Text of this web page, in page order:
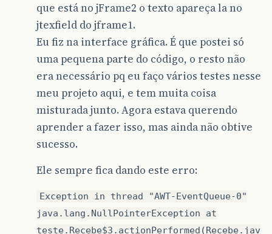
que está no jFrame2 o texto apareça la no
jtexfield do jframe1.
Eu fiz na interface gráfica. É que postei só
uma pequena parte do código, o resto não
era necessário pq eu faço vários testes nesse
meu projeto aqui, e tem muita coisa
misturada junto. Agora estava querendo
aprender a fazer isso, mas ainda não obtive
sucesso.
Ele sempre fica dando este erro:
Exception in thread "AWT-EventQueue-0"
java.lang.NullPointerException at
teste.Recebe$3.actionPerformed(Recebe.jav